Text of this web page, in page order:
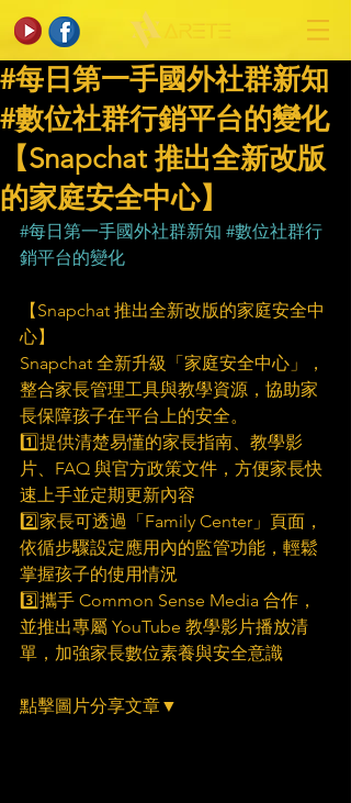
#每日第一手國外社群新知
#數位社群行銷平台的變化
【Snapchat 推出全新改版
的家庭安全中心】
#每日第一手國外社群新知 #數位社群行
銷平台的變化
【Snapchat 推出全新改版的家庭安全中
心】
Snapchat 全新升級「家庭安全中心」，
整合家長管理工具與教學資源，協助家
長保障孩子在平台上的安全。
1️⃣提供清楚易懂的家長指南、教學影
片、FAQ 與官方政策文件，方便家長快
速上手並定期更新內容
2️⃣家長可透過「Family Center」頁面，
依循步驟設定應用內的監管功能，輕鬆
掌握孩子的使用情況
3️⃣攜手 Common Sense Media 合作，
並推出專屬 YouTube 教學影片播放清
單，加強家長數位素養與安全意識
點擊圖片分享文章▼